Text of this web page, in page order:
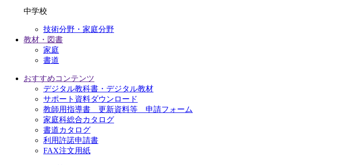
中学校
技術分野・家庭分野
教材・図書
家庭
書道
おすすめコンテンツ
デジタル教科書・デジタル教材
サポート資料ダウンロード
教師用指導書 更新資料等 申請フォーム
家庭科総合カタログ
書道カタログ
利用許諾申請書
FAX注文用紙